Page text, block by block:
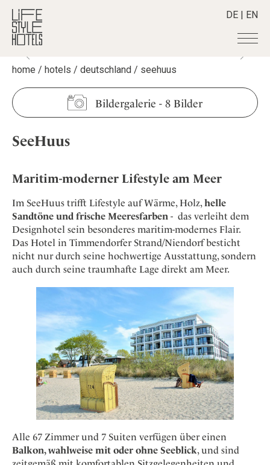
DE | EN
Hotels +
Alle Hotels
Alpine Lifestyle
Beach
New Member
Wellness
Destinationen +
Alle Destinationen
Belgien
Griechenland
Indonesien
Italien
Japan
Kroatien
Österreich
Portugal
Schweden
Spanien
Schweiz
Stories +
Alle Stories
Aktiv & Wellness
Culture
Design & Architektur
Eat & Drink
Mindful Traveller
Osterkalender
Persönlichkeiten
Shop +
Lifestylehotels BOOK
The Stylemate Magazin/e
Gutschein/Voucher
Smart Traveller
Newsletter Anmeldung
Become a member
+
Member Benefits
Register your Hotel
About us +
Mission Statement
Our Story
Adventkalender
home / hotels / deutschland / seehuus
Bildergalerie - 8 Bilder
SeeHuus
Maritim-moderner Lifestyle am Meer
Im SeeHuus trifft Lifestyle auf Wärme, Holz, helle
Sandtöne und frische Meeresfarben - das verleiht dem
Designhotel sein besonderes maritim-modernes Flair.
Das Hotel in Timmendorfer Strand/Niendorf besticht
nicht nur durch seine hochwertige Ausstattung, sondern
auch durch seine traumhafte Lage direkt am Meer.
Alle 67 Zimmer und 7 Suiten verfügen über einen
Balkon, wahlweise mit oder ohne Seeblick, und sind